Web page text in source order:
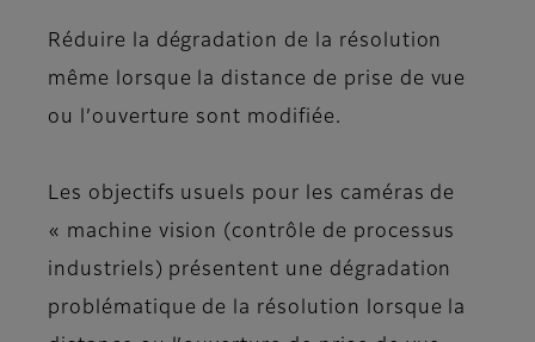
Réduire la dégradation de la résolution
même lorsque la distance de prise de vue
ou l’ouverture sont modifiée.
Les objectifs usuels pour les caméras de
« machine vision (contrôle de processus
industriels) présentent une dégradation
problématique de la résolution lorsque la